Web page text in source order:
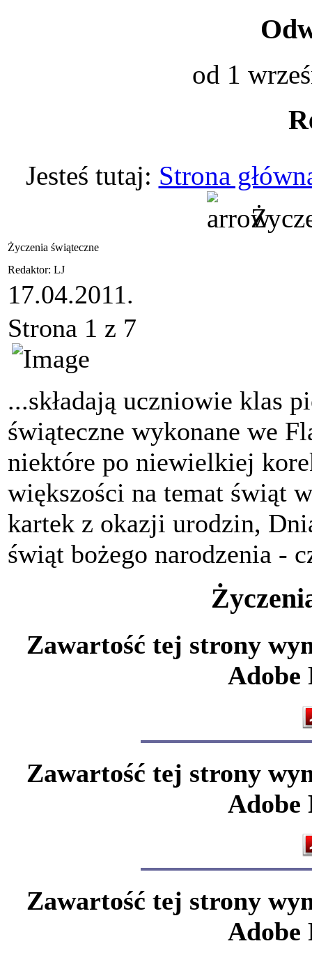
od 1
Jesteś tutaj: Strona
Życzenia świąteczne
Redaktor: LJ
17.04.2011.
Strona 1 z 7
...składają uczniowie klas
świąteczne wykonane we
niektóre po niewielkiej
większości na temat świąt
kartek z okazji urodzin,
świąt bożego narodzenia -
Zawartość tej strony
Adobe
Zawartość tej strony
Adobe
Zawartość tej strony
Adobe